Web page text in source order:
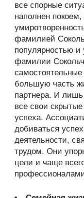
все спорные
наполнен
фамилией
популярностью
фамилии
большую часть
партнера. И
все свои
успеха.
добиваться
деятельности,
трудом. Они
цели и чаще